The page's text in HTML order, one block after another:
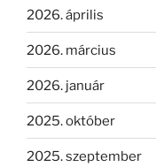
2026. április
2026. március
2026. január
2025. október
2025. szeptember